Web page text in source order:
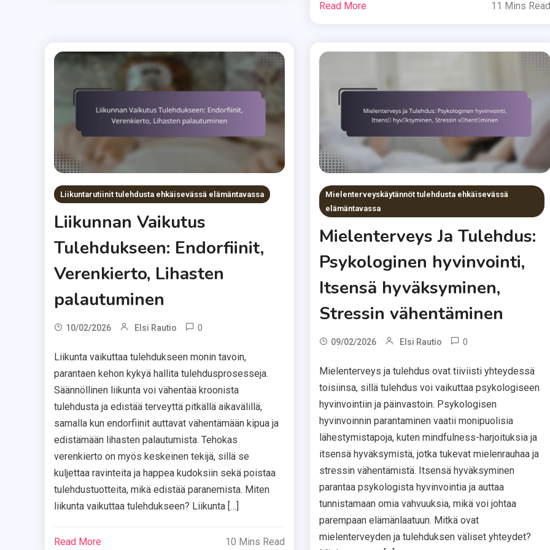
Read More 11 Mins Read
Liikuntarutiinit tulehdusta ehkäisevässä elämäntavassa
Liikunnan Vaikutus
Tulehdukseen: Endorfiinit,
Verenkierto, Lihasten
palautuminen
10/02/2026 Elsi Rautio 0
Liikunta vaikuttaa tulehdukseen monin tavoin,
parantaen kehon kykyä hallita tulehdusprosesseja.
Säännöllinen liikunta voi vähentää kroonista
tulehdusta ja edistää terveyttä pitkällä aikavälillä,
samalla kun endorfiinit auttavat vähentämään kipua ja
edistämään lihasten palautumista. Tehokas
verenkierto on myös keskeinen tekijä, sillä se
kuljettaa ravinteita ja happea kudoksiin sekä poistaa
tulehdustuotteita, mikä edistää paranemista. Miten
liikunta vaikuttaa tulehdukseen? Liikunta […]
Read More 10 Mins Read
Mielenterveyskäytännöt tulehdusta ehkäisevässä
elämäntavassa
Mielenterveys Ja Tulehdus:
Psykologinen hyvinvointi,
Itsensä hyväksyminen,
Stressin vähentäminen
09/02/2026 Elsi Rautio 0
Mielenterveys ja tulehdus ovat tiiviisti yhteydessä
toisiinsa, sillä tulehdus voi vaikuttaa psykologiseen
hyvinvointiin ja päinvastoin. Psykologisen
hyvinvoinnin parantaminen vaatii monipuolisia
lähestymistapoja, kuten mindfulness-harjoituksia ja
itsensä hyväksymistä, jotka tukevat mielenrauhaa ja
stressin vähentämistä. Itsensä hyväksyminen
parantaa psykologista hyvinvointia ja auttaa
tunnistamaan omia vahvuuksia, mikä voi johtaa
parempaan elämänlaatuun. Mitkä ovat
mielenterveyden ja tulehduksen väliset yhteydet?